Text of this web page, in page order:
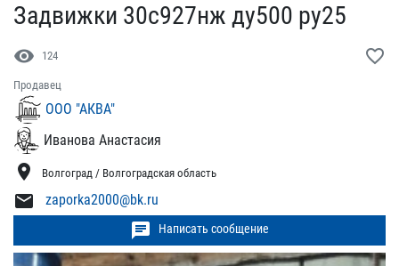
Задвижки 30с927нж ду500 ​ру25
visibility 124 favorite_border
Продавец
ООО "АКВА"
Иванова Анастасия
location_on Волгоград / Волгоградская область
mail zaporka2000@bk.ru
chat Написать сообщение